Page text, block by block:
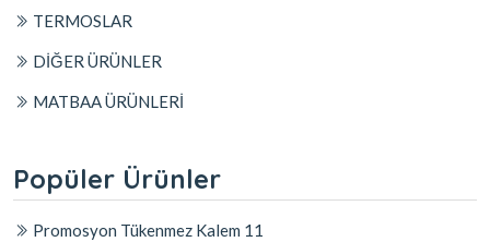
TERMOSLAR
DİĞER ÜRÜNLER
MATBAA ÜRÜNLERİ
Popüler Ürünler
Promosyon Tükenmez Kalem 11